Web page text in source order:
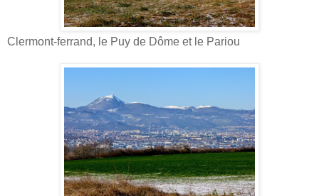
Clermont-ferrand, le Puy de Dôme et le Pariou